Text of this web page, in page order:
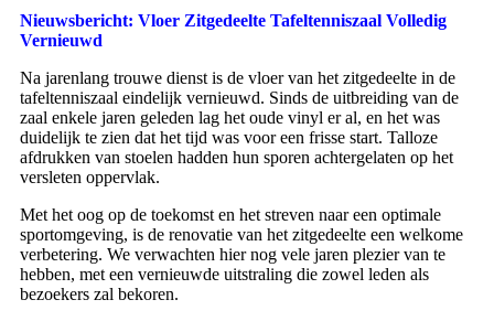
Nieuwsbericht: Vloer Zitgedeelte Tafeltenniszaal Volledig
Vernieuwd
Na jarenlang trouwe dienst is de vloer van het zitgedeelte in de
tafeltenniszaal eindelijk vernieuwd. Sinds de uitbreiding van de
zaal enkele jaren geleden lag het oude vinyl er al, en het was
duidelijk te zien dat het tijd was voor een frisse start. Talloze
afdrukken van stoelen hadden hun sporen achtergelaten op het
versleten oppervlak.
Met het oog op de toekomst en het streven naar een optimale
sportomgeving, is de renovatie van het zitgedeelte een welkome
verbetering. We verwachten hier nog vele jaren plezier van te
hebben, met een vernieuwde uitstraling die zowel leden als
bezoekers zal bekoren.